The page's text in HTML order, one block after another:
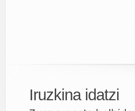
Iruzkina idatzi